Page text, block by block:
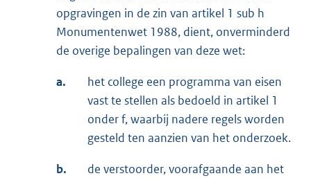
opgravingen in de zin van artikel 1 sub h
Monumentenwet 1988, dient, onverminderd
de overige bepalingen van deze wet:
a.
het college een programma van eisen
vast te stellen als bedoeld in artikel 1
onder f, waarbij nadere regels worden
gesteld ten aanzien van het onderzoek.
b.
de verstoorder, voorafgaande aan het